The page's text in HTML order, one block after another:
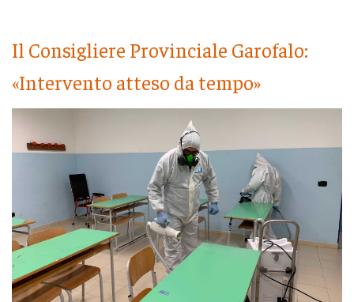
Il Consigliere Provinciale Garofalo:
«Intervento atteso da tempo»